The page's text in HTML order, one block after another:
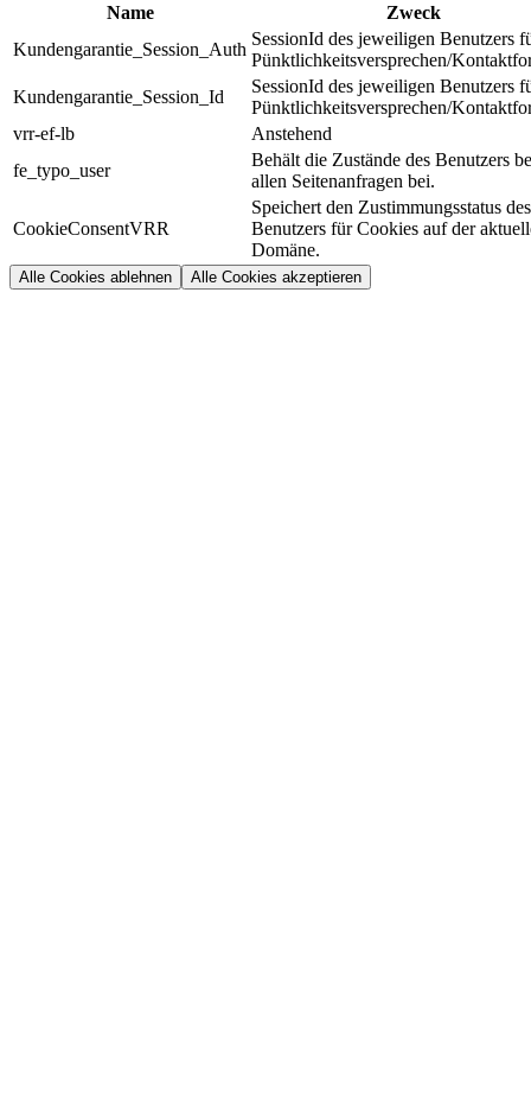
Name
Zweck
Kundengarantie_Session_Auth
SessionId des jeweiligen Benutzers
Pünktlichkeitsversprechen/
Kundengarantie_Session_Id
SessionId des jeweiligen Benutzers
Pünktlichkeitsversprechen/
vrr-ef-lb
Anstehend
fe_typo_user
Behält die Zustände des Benutzers
allen Seitenanfragen bei.
CookieConsentVRR
Speichert den Zustimmungsstatus des
Benutzers für Cookies auf der
Domäne.
Alle Cookies ablehnen Alle Cookies akzeptieren